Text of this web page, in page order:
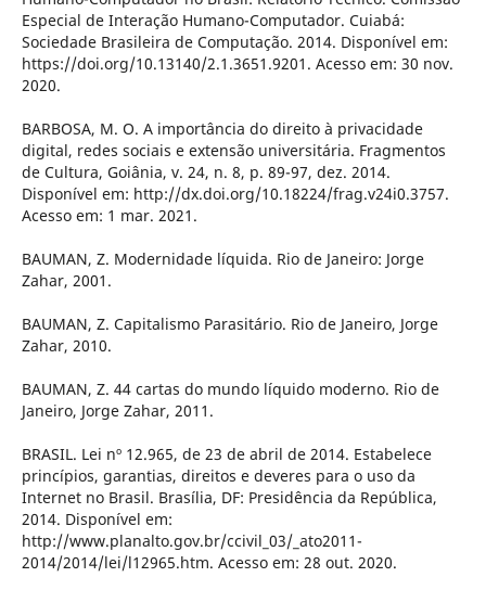
Especial de Interação Humano-Computador. Cuiabá:
Sociedade Brasileira de Computação. 2014. Disponível em:
https://doi.org/10.13140/2.1.3651.9201. Acesso em: 30 nov.
2020.
BARBOSA, M. O. A importância do direito à privacidade
digital, redes sociais e extensão universitária. Fragmentos
de Cultura, Goiânia, v. 24, n. 8, p. 89-97, dez. 2014.
Disponível em: http://dx.doi.org/10.18224/frag.v24i0.3757.
Acesso em: 1 mar. 2021.
BAUMAN, Z. Modernidade líquida. Rio de Janeiro: Jorge
Zahar, 2001.
BAUMAN, Z. Capitalismo Parasitário. Rio de Janeiro, Jorge
Zahar, 2010.
BAUMAN, Z. 44 cartas do mundo líquido moderno. Rio de
Janeiro, Jorge Zahar, 2011.
BRASIL. Lei nº 12.965, de 23 de abril de 2014. Estabelece
princípios, garantias, direitos e deveres para o uso da
Internet no Brasil. Brasília, DF: Presidência da República,
2014. Disponível em:
http://www.planalto.gov.br/ccivil_03/_ato2011-
2014/2014/lei/l12965.htm. Acesso em: 28 out. 2020.